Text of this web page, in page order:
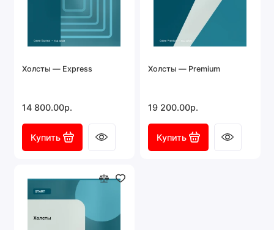
Холсты — Express
14 800.00р.
Купить
Холсты — Premium
19 200.00р.
Купить